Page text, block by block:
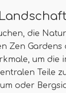
die
Zen
um die
Teile
oder